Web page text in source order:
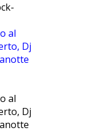
al
Dj
al
Dj